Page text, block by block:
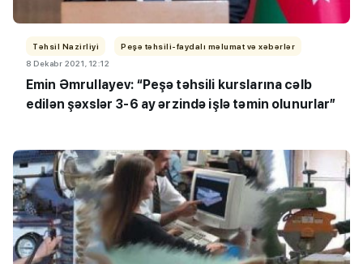
Təhsil Nazirliyi
Peşə təhsili-faydalı məlumat və xəbərlər
8 Dekabr 2021, 12:12
Emin Əmrullayev: “Peşə təhsili kurslarına cəlb
edilən şəxslər 3-6 ay ərzində işlə təmin olunurlar”